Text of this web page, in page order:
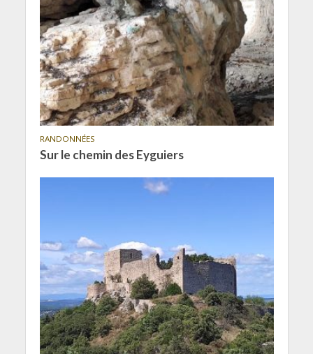
RANDONNÉES
Sur le chemin des Eyguiers